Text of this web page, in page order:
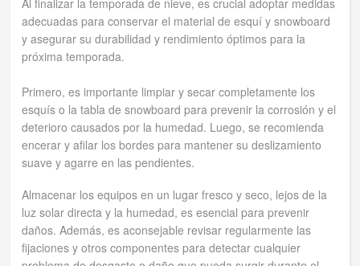
Al finalizar la temporada de nieve, es crucial adoptar medidas
adecuadas para conservar el material de esquí y snowboard
y asegurar su durabilidad y rendimiento óptimos para la
próxima temporada.
Primero, es importante limpiar y secar completamente los
esquís o la tabla de snowboard para prevenir la corrosión y el
deterioro causados por la humedad. Luego, se recomienda
encerar y afilar los bordes para mantener su deslizamiento
suave y agarre en las pendientes.
Almacenar los equipos en un lugar fresco y seco, lejos de la
luz solar directa y la humedad, es esencial para prevenir
daños. Además, es aconsejable revisar regularmente las
fijaciones y otros componentes para detectar cualquier